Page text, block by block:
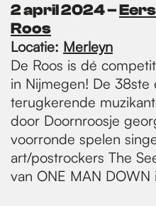
2 april 2024–E
Roos
Locatie: Merleyn
De Roos is dé
in Nijmegen! De 38ste
terugkerende
door Doornroosje
voorronde spelen
art/postrockers The
van ONE MAN DOWN